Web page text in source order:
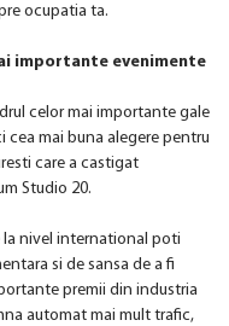
ocupatia ta.
importante evenimente
celor mai importante gale
mai buna alegere pentru
care a castigat
Studio 20.
la nivel international poti
si de sansa de a fi
premii din industria
automat mai mult trafic,